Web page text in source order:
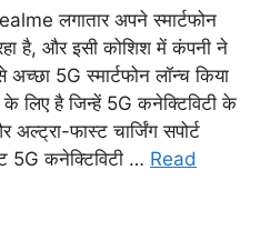
लगातार अपने स्मार्टफोन
है, और इसी कोशिश में कंपनी ने
अच्छा 5G स्मार्टफोन लॉन्च किया
लिए है जिन्हें 5G कनेक्टिविटी के
फास्ट चार्जिंग सपोर्ट
5G कनेक्टिविटी … Read